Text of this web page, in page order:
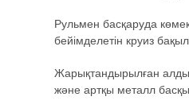
Рульмен басқаруда
бейімделетін круиз
Жарықтандырылған
және артқы металл